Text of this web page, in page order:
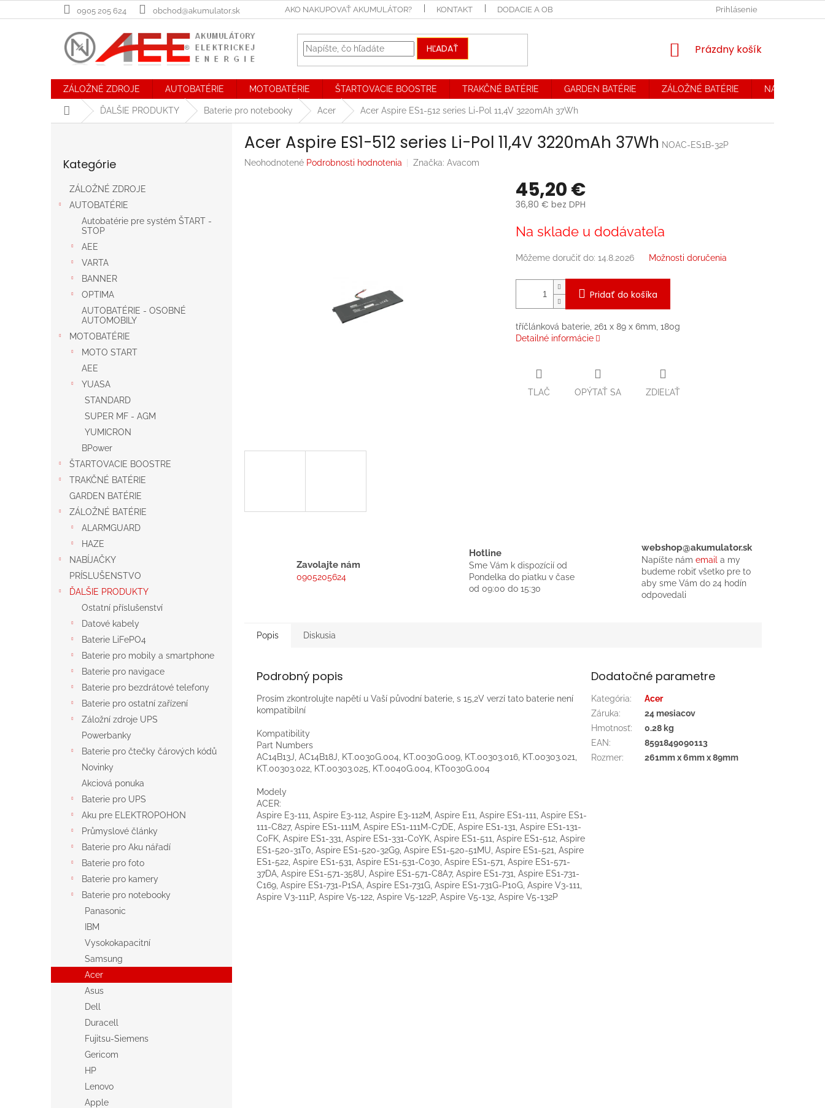
na
0905 205 624 obchod@akumulator.sk AKO NAKUPOVAŤ AKUMULÁTOR? KONTAKT DODACIE A OBCHODNÉ PODMIENKY. REKLAMAČNÝ PORIADOKPrihlásenie
HĽADAŤ
NÁKUPNÝ
Prázdny košík
ZÁLOŽNÉ ZDROJE AUTOBATÉRIE MOTOBATÉRIE ŠTARTOVACIE BOOSTRE TRAKČNÉ BATÉRIE GARDEN BATÉRIE ZÁLOŽNÉ BATÉRIE NABÍJAČKY
DomovĎALŠIE PRODUKTY Baterie pro notebooky Acer Acer Aspire ES1-512 series Li-Pol 11,4V 3220mAh 37Wh
kategórie
Kategórie
ZÁLOŽNÉ ZDROJE
AUTOBATÉRIE
Autobatérie pre systém ŠTART -
STOP
AEE
VARTA
BANNER
OPTIMA
AUTOBATÉRIE - OSOBNÉ
AUTOMOBILY
MOTOBATÉRIE
MOTO START
AEE
YUASA
STANDARD
SUPER MF - AGM
YUMICRON
BPower
ŠTARTOVACIE BOOSTRE
TRAKČNÉ BATÉRIE
GARDEN BATÉRIE
ZÁLOŽNÉ BATÉRIE
ALARMGUARD
HAZE
NABÍJAČKY
PRÍSLUŠENSTVO
ĎALŠIE PRODUKTY
Ostatní příslušenství
Datové kabely
Baterie LiFePO4
Baterie pro mobily a smartphone
Baterie pro navigace
Baterie pro bezdrátové telefony
Baterie pro ostatní zařízení
Záložní zdroje UPS
Powerbanky
Baterie pro čtečky čárových kódů
Novinky
Akciová ponuka
Baterie pro UPS
Aku pre ELEKTROPOHON
Průmyslové články
Baterie pro Aku nářadí
Baterie pro foto
Baterie pro kamery
Baterie pro notebooky
Panasonic
IBM
Vysokokapacitní
Samsung
Acer
Asus
Dell
Duracell
Fujitsu-Siemens
Gericom
HP
Lenovo
Apple
Acer Aspire ES1-512 series Li-Pol 11,4V 3220mAh 37Wh NOAC-ES1B-32P
Priemerné
Neohodnotené Podrobnosti hodnotenia Značka: Avacom
45,20 €
36,80 € bez DPH
cena:
Na sklade u dodávateľa
Môžeme doručiť do: 14.8.2026 Možnosti doručenia
Pridať do košíka
tříčlánková baterie, 261 x 89 x 6mm, 180g
Detailné informácie
TLAČ OPÝTAŤ SA ZDIEĽAŤ
Zavolajte nám
0905205624
Hotline
Sme Vám k dispozícií od
Pondelka do piatku v čase
od 09:00 do 15:30
webshop@akumulator.sk
Napíšte nám email a my
budeme robiť všetko pre to
aby sme Vám do 24 hodín
odpovedali
Popis Diskusia
Podrobný popis
Prosím zkontrolujte napětí u Vaší původní baterie, s 15,2V verzí tato baterie není
kompatibilní
Kompatibility
Part Numbers
AC14B13J, AC14B18J, KT.0030G.004, KT.0030G.009, KT.00303.016, KT.00303.021,
KT.00303.022, KT.00303.025, KT.0040G.004, KT0030G.004
Modely
ACER:
Aspire E3-111, Aspire E3-112, Aspire E3-112M, Aspire E11, Aspire ES1-111, Aspire ES1-
111-C827, Aspire ES1-111M, Aspire ES1-111M-C7DE, Aspire ES1-131, Aspire ES1-131-
C0FK, Aspire ES1-331, Aspire ES1-331-C0YK, Aspire ES1-511, Aspire ES1-512, Aspire
ES1-520-31T0, Aspire ES1-520-32G9, Aspire ES1-520-51MU, Aspire ES1-521, Aspire
ES1-522, Aspire ES1-531, Aspire ES1-531-C030, Aspire ES1-571, Aspire ES1-571-
37DA, Aspire ES1-571-358U, Aspire ES1-571-C8A7, Aspire ES1-731, Aspire ES1-731-
C169, Aspire ES1-731-P1SA, Aspire ES1-731G, Aspire ES1-731G-P10G, Aspire V3-111,
Aspire V3-111P, Aspire V5-122, Aspire V5-122P, Aspire V5-132, Aspire V5-132P
Dodatočné parametre
Kategória:
Acer
Záruka:
24 mesiacov
Hmotnosť:
0.28 kg
EAN:
8591849090113
Rozmer: 261mm x 6mm x 89mm